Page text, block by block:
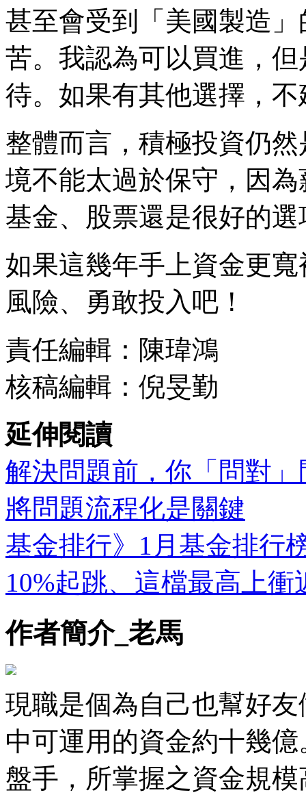
甚至會受到「美國製造
苦。我認為可以買進，
待。如果有其他選擇，
整體而言，積極投資仍
境不能太過於保守，因
基金、股票還是很好的選
如果這幾年手上資金更
風險、勇敢投入吧！
責任編輯：陳瑋鴻
核稿編輯：倪旻勤
延伸閱讀
解決問題前，你「問對
將問題流程化是關鍵
基金排行》1月基金排行
10%起跳、這檔最高上衝
作者簡介_老馬
現職是個為自己也幫好
中可運用的資金約十幾
盤手，所掌握之資金規